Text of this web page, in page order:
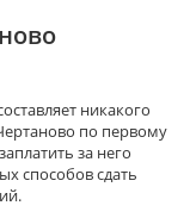
никакого
по первому
за него
способов сдать